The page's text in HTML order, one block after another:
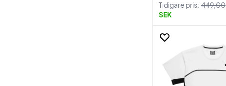
Tidigare pris: 449,00
SEK